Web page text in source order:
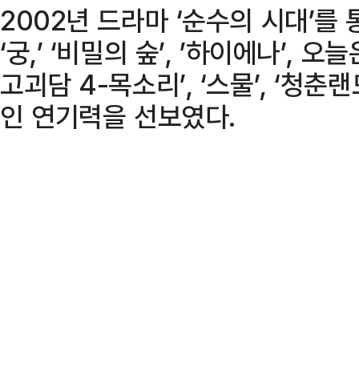
2002년 드라마 ‘순수의 시대’를
‘궁,’ ‘비밀의 숲’, ’하이에나’, 오
고괴담 4-목소리’, ‘스물’, ‘청춘
인 연기력을 선보였다.